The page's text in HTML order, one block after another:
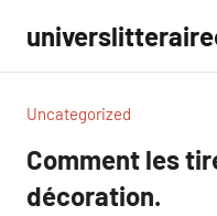
contenu
Uncategorized
Comment les
décoration.